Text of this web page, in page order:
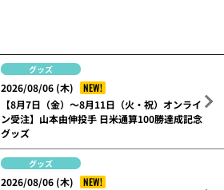
グッズ
2026/08/06 (木)
NEW!
【8月7日（金）～8月11日（火・祝）オンライ
ン受注】山本由伸投手 日米通算100勝達成記念
グッズ
グッズ
2026/08/06 (木)
NEW!